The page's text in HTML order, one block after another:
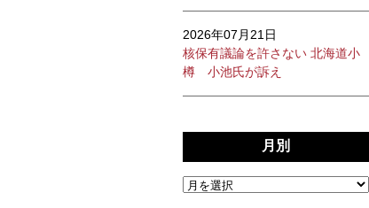
2026年07月21日
核保有議論を許さない 北海道小
樽 小池氏が訴え
月別